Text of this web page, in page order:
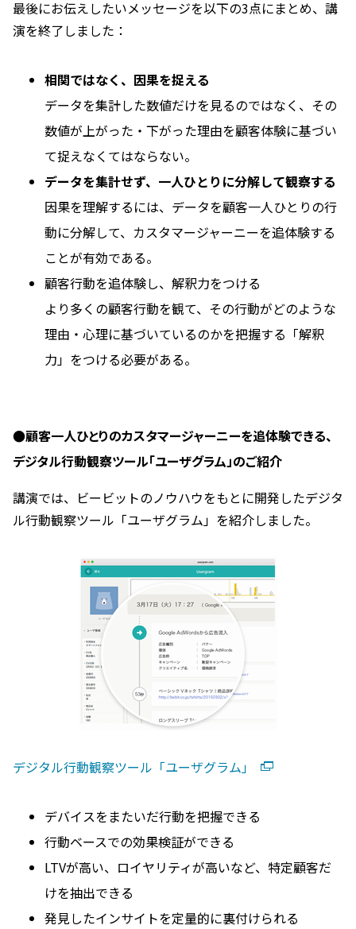
最後にお伝えしたいメッセージを以下の3点にまとめ、講
演を終了しました：
相関ではなく、因果を捉える
データを集計した数値だけを見るのではなく、その
数値が上がった・下がった理由を顧客体験に基づい
て捉えなくてはならない。
データを集計せず、一人ひとりに分解して観察する
因果を理解するには、データを顧客一人ひとりの行
動に分解して、カスタマージャーニーを追体験する
ことが有効である。
顧客行動を追体験し、解釈力をつける
より多くの顧客行動を観て、その行動がどのような
理由・心理に基づいているのかを把握する「解釈
力」をつける必要がある。
●顧客一人ひとりのカスタマージャーニーを追体験できる、
デジタル行動観察ツール「ユーザグラム」のご紹介
講演では、ビービットのノウハウをもとに開発したデジタ
ル行動観察ツール「ユーザグラム」を紹介しました。
デジタル行動観察ツール「ユーザグラム」
デバイスをまたいだ行動を把握できる
行動ベースでの効果検証ができる
LTVが高い、ロイヤリティが高いなど、特定顧客だ
けを抽出できる
発見したインサイトを定量的に裏付けられる